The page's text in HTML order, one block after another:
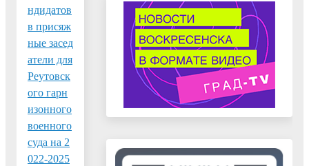
ндидатов
в присяж
ные засед
атели для
Реутовск
ого гарн
изонного
военного
суда на 2
022-2025